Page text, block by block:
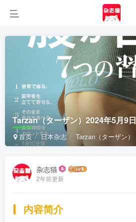
Tarzan（ターザン）2024年5月9日
首页 日本杂志 Tarzan（ターザン）
杂志猫
2年前更新
内容简介